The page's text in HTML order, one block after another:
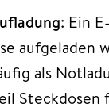
: Ein
aufgeladen
als
Steckdosen